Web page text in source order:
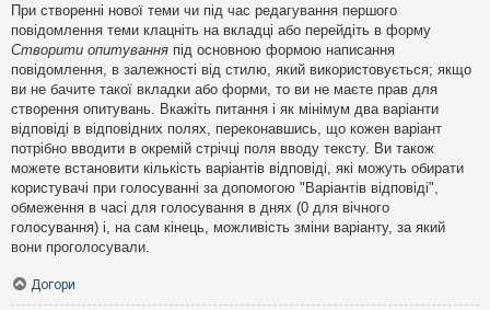
При створенні нової теми чи під час редагування першого
повідомлення теми клацніть на вкладці або перейдіть в форму
Створити опитування під основною формою написання
повідомлення, в залежності від стилю, який використовується; якщо
ви не бачите такої вкладки або форми, то ви не маєте прав для
створення опитувань. Вкажіть питання і як мінімум два варіанти
відповіді в відповідних полях, переконавшись, що кожен варіант
потрібно вводити в окремій стрічці поля вводу тексту. Ви також
можете встановити кількість варіантів відповіді, які можуть обирати
користувачі при голосуванні за допомогою "Варіантів відповіді",
обмеження в часі для голосування в днях (0 для вічного
голосування) і, на сам кінець, можливість зміни варіанту, за який
вони проголосували.
Догори